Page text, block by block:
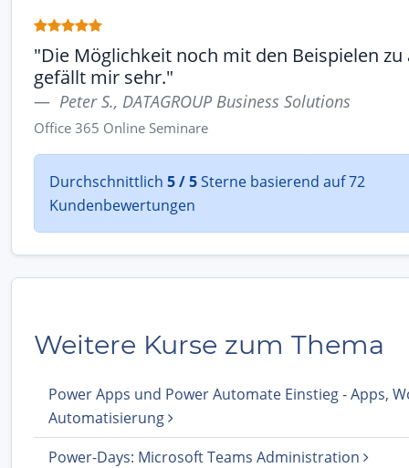
"Die Möglichkeit noch mit den Beispielen
gefällt mir sehr."
Peter S., DATAGROUP Business Solutions
Office 365 Online Seminare
Durchschnittlich 5 / 5Sterne basierend auf 72
Kundenbewertungen
Weitere Kurse zum Thema
Power Apps und Power Automate Einstieg - Apps,
Automatisierung
Power-Days: Microsoft Teams Administration